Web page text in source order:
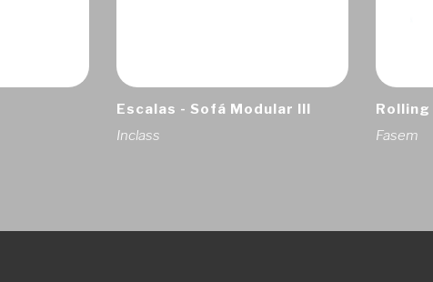
Escalas - Sofá Modular III
Inclass
Rolling
Fasem